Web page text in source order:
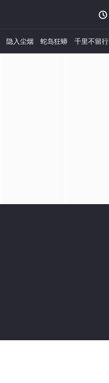

隐入尘烟 蛇岛狂蟒 千里不留行